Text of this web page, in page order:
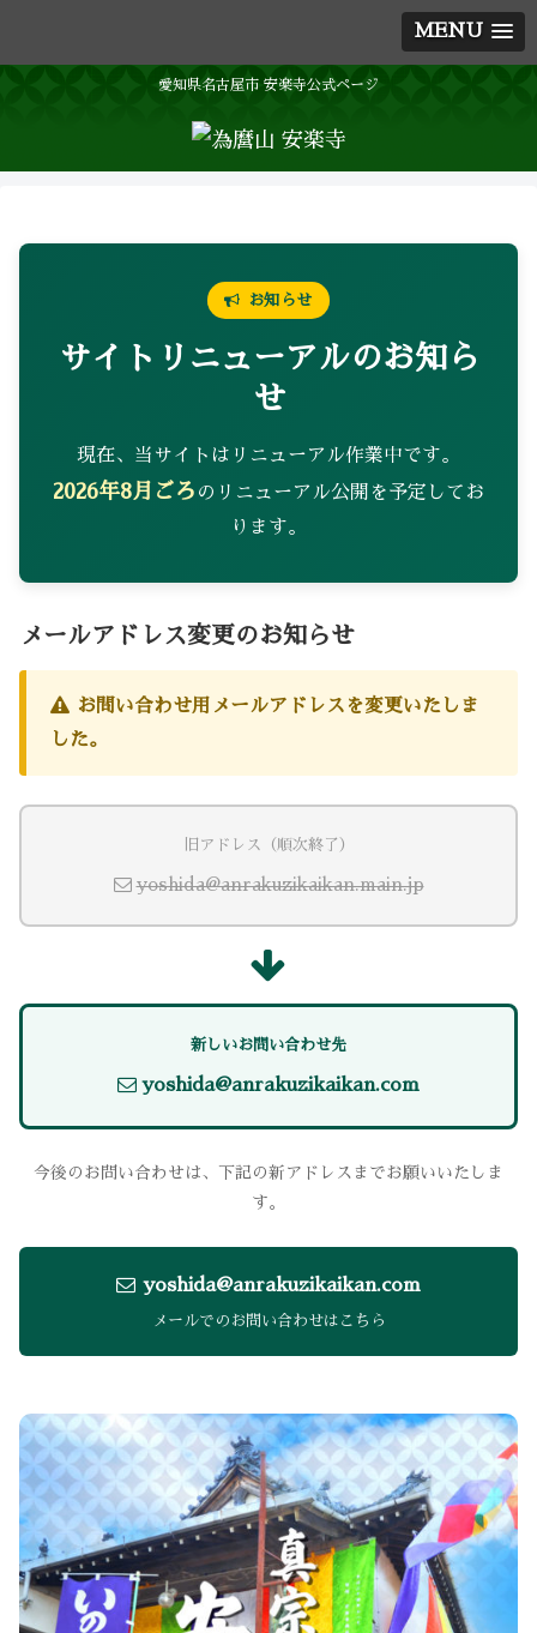
MENU
愛知県名古屋市 安楽寺公式ページ
お知らせ
サイトリニューアルのお知ら
せ
現在、当サイトはリニューアル作業中です。
2026年8月ごろ のリニューアル公開を予定してお
ります。
メールアドレス変更のお知らせ
お問い合わせ用メールアドレスを変更いたしま
した。
旧アドレス（順次終了）
yoshida@anrakuzikaikan.main.jp
新しいお問い合わせ先
yoshida@anrakuzikaikan.com
今後のお問い合わせは、下記の新アドレスまでお願いいたしま
す。
yoshida@anrakuzikaikan.com
メールでのお問い合わせはこちら